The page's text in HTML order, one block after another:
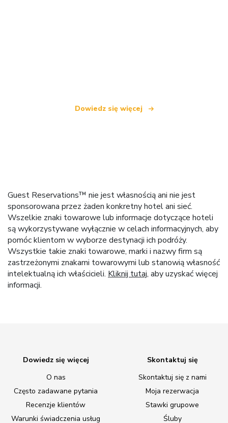
Dowiedz się więcej
Guest Reservations™ nie jest własnością ani nie jest
sponsorowana przez żaden konkretny hotel ani sieć.
Wszelkie znaki towarowe lub informacje dotyczące hoteli
są wykorzystywane wyłącznie w celach informacyjnych, aby
pomóc klientom w wyborze destynacji ich podróży.
Wszystkie takie znaki towarowe, marki i nazwy firm są
zastrzeżonymi znakami towarowymi lub stanowią własność
intelektualną ich właścicieli. Kliknij tutaj, aby uzyskać więcej
informacji.
Dowiedz się więcej
O nas
Często zadawane pytania
Recenzje klientów
Warunki świadczenia usług
Skontaktuj się
Skontaktuj się z nami
Moja rezerwacja
Stawki grupowe
Śluby